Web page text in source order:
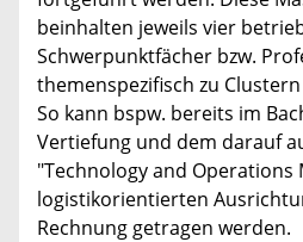
beinhalten jeweils vier
Schwerpunktfächer bzw.
themenspezifisch zu
So kann bspw. bereits im
Vertiefung und dem darauf
"Technology and Operations
logistikorientierten
Rechnung getragen werden.